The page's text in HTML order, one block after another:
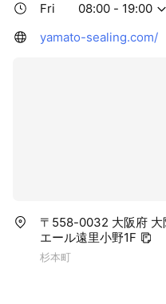
Fri
08:00 - 19:00
yamato-sealing.com/
〒558-0032 大阪府 大
エール遠里小野1F
杉本町